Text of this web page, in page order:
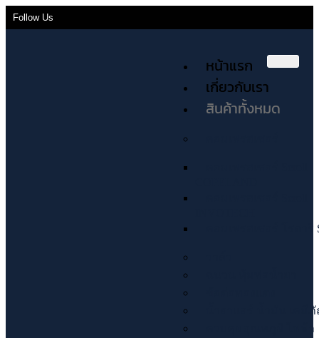
Follow Us
หน้าแรก
เกี่ยวกับเรา
สินค้าทั้งหมด
คอมเพรสเซอร์ โรตารี่
น้ำยาแอร์ น้ำมัน เคมี
ควบคุมอุณหภูมิ ไฟฟ้า